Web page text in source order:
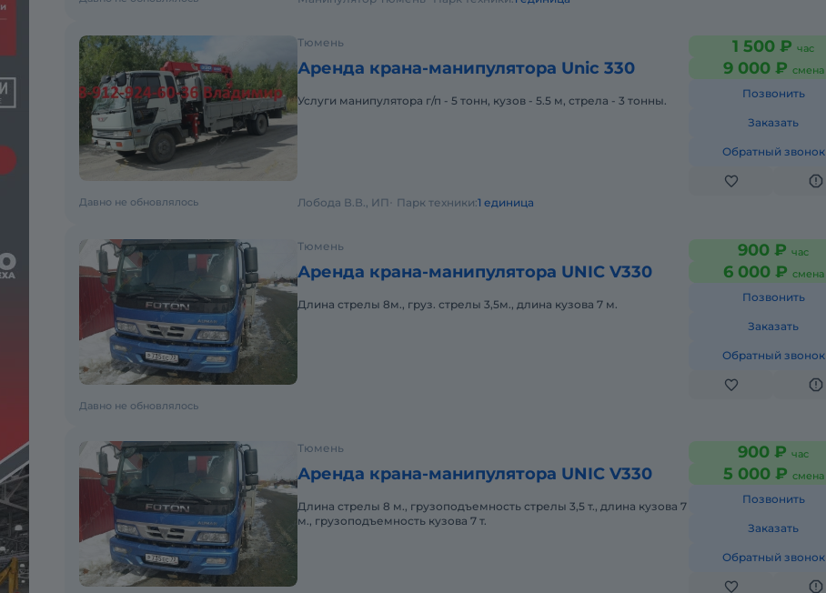
Тюмень
Аренда крана-манипулятора Unic 330
Услуги манипулятора г/п - 5 тонн, кузов - 5.5 м, стрела - 3 тонны.
1 500 ₽ час
9 000 ₽ смена
Позвонить
Заказать
Обратный звонок
Давно не обновлялось Лобода В.В., ИП Парк техники:1 единица
Тюмень
Аренда крана-манипулятора UNIC V330
Длина стрелы 8м., груз. стрелы 3,5м., длина кузова 7 м.
900 ₽ час
6 000 ₽ смена
Позвонить
Заказать
Обратный звонок
Давно не обновлялось
Тюмень
Аренда крана-манипулятора UNIC V330
Длина стрелы 8 м., грузоподъемность стрелы 3,5 т., длина кузова 7
м., грузоподъемность кузова 7 т.
900 ₽ час
5 000 ₽ смена
Позвонить
Заказать
Обратный звонок